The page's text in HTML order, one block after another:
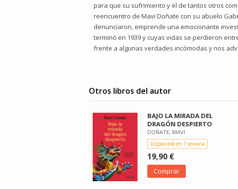
para que su sufrimiento y el de tantos otros
reencuentro de Mavi Doñate con su abuelo
denunciaron, emprende una emocionante
terminó en 1939 y cuyas vidas se perdieron
frente a algunas verdades incómodas y nos
Otros libros del autor
BAJO LA MIRADA DEL
DRAGÓN DESPIERTO
DOÑATE, MAVI
Disponible en 1 semana
19,90 €
Comprar